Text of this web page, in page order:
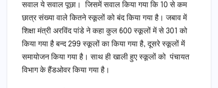
सवाल ये सवाल पूछा। जिसमें सवाल किया गया कि 10 से कम
छात्र संख्या वाले कितने स्कूलों को बंद किया गया है। जबाव में
शिक्षा मंत्री अरविंद पांडे ने कहा कुल 600 स्कूलों में से 301 को
किया गया है बन्द 299 स्कूलों का किया गया है, दूसरे स्कूलों में
समायोजन किया गया है। साथ ही खाली हुए स्कूलों को पंचायत
विभाग के हैंडओवर किया गया है।